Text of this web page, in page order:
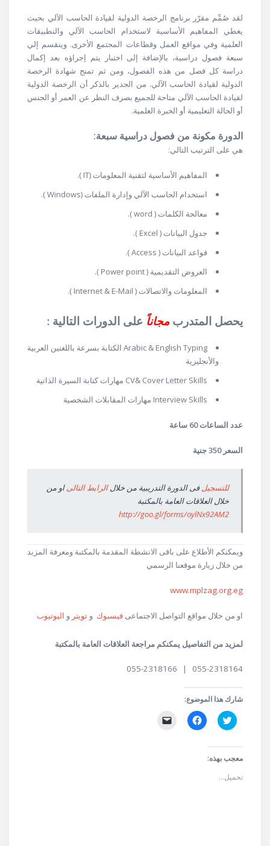
لقد صُمِّم مقرّر برنامج الرخصة الدولية لقيادة الحاسب الآلي بحيث
يغطي المفاهيم الأساسية لاستخدام الحاسب الآلي والتطبيقات
العلمية وفي مواقع العمل وقطاعات المجتمع الأخرى. وينقسم إلي
سبعة فصول دراسية، بالإضافة إلى اختبار يتم إجراؤه بعد إكمال
دراسة كل فصل من هذه الفصول، ومن ثم تمنح شهادة الرخصة
الدولية لقيادة الحاسب الآلي. من الجدير بالذكر أن الرخصة الدولية
لقيادة الحاسب الآلي متاحة للجميع بصرف النظر عن العمر أو الجنس
أو الحالة التعليمية أو الخبرة العلمية.
الدورة مكونة من فصول دراسية سبعة:
هي على الترتيب التالي:
المفاهيم الأساسية لتقنية المعلومات (IT ).
استخدام الحاسب الآلي وإدارة الملفات (Windows ).
معالجة الكلمات ( word ).
جدول البيانات ( Excel ).
قواعد البيانات ( Access ).
العروض التقديمية ( Power point ).
المعلومات والاتصالات ( Internet & E-Mail ).
يحصل المتدرب مجاناً على الدورات التالية :
Arabic & English Typing الكتابة بسرعة باللغتين العربية
والأنجليزية
CV& Cover Letter Skills مهارات كتابة السيرة الذاتية
Interview Skills مهارات المقابلات الشخصية
عدد الساعات 60 ساعة
السعر 350 جنية
للتسجيلفى الدورة التدريبية من خلالالرابط التالىاو من
خلال العلاقات العامة بالمكتبة
http://goo.gl/forms/oylNx92AM2
ويمكنكم الأطلاع على باقى الانشطة المقدمة بالمكتبة ومعرفة المزيد
من خلال زيارة موقعنا الرسمي
www.mplzag.org.eg
او من خلال مواقع التواصل الاجتماعى فيسبوك و تويتر و اليوتيوب
لمزيد من التفاصيل يمكنكم مراجعة العلاقات العامة بالمكتبة
055-2318164 | 055-2318166
شارك هذا الموضوع:
اضغط
للمشاركة
(فتح
في
نافذة
انقر
للمشاركة
معجب بهذه:
تحميل...